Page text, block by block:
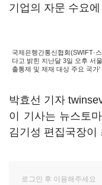
기업의 자문 수요
국제은행간통신협회(SWIFT·
다고 밝힌 지난달 3일 오후 서
출통제 및 제재 대상 주요 국가
박효선 기자
이 기사는 뉴스토
김기성 편집국장이